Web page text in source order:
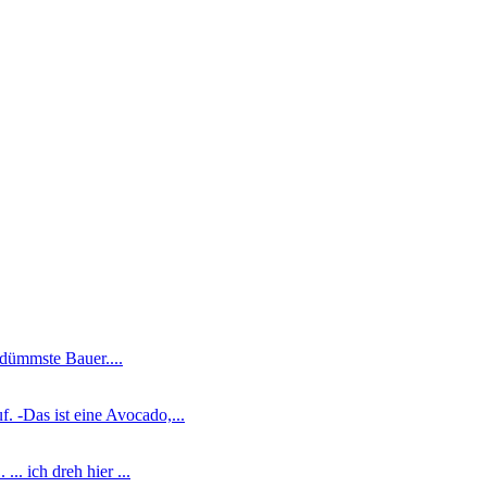
Bauer....
-Das ist eine Avocado,...
... ich dreh hier ...